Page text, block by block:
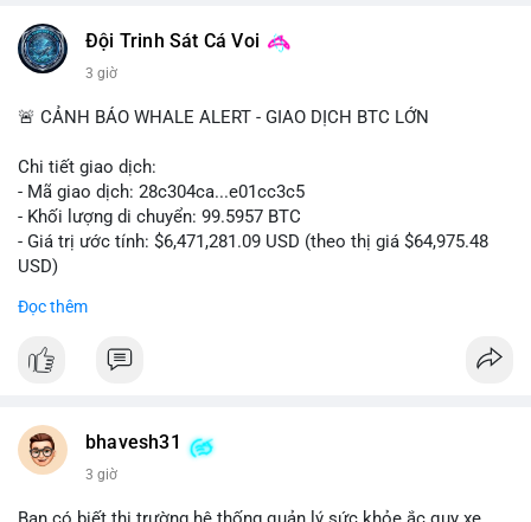
Đội Trinh Sát Cá Voi
3 giờ
🚨 CẢNH BÁO WHALE ALERT - GIAO DỊCH BTC LỚN
Chi tiết giao dịch:
- Mã giao dịch: 28c304ca...e01cc3c5
- Khối lượng di chuyển: 99.5957 BTC
- Giá trị ước tính: $6,471,281.09 USD (theo thị giá $64,975.48
USD)
giá hơn 6.47 triệu USD, cho thấy dấu hiệu chuyển tiền quy mô
thanh khoản hoặc bán, hoặc chuyển sang ví lạnh nhằm tích lũy
dài hạn. Việc giao dịch chưa được xác nhận tạo tâm lý thận
cung ngắn hạn. Nếu BTC vào ví nóng sàn, khả năng cao là
Đọc thêm
bhavesh31
3 giờ